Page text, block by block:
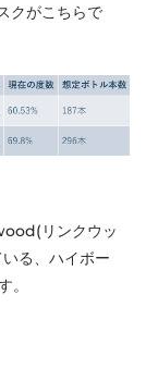
クがこちらで
リンクウッ
る、ハイボー
。